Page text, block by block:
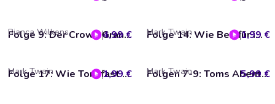
Folge 9: Der Crown Grand Prix / Der Eilboten-Pokal (Das Original-Hörspiel zur TV-Serie)
Bianca Wilkens 4,99 € Folge 14: Wie Ben für immer Pech zu haben glaubte
Mark Twain 1,99 €
Folge 17: Wie Tom fast einen Stiefvater bekam
Mark Twain 1,99 € Folgen 7-9: Toms Abenteuer - Teil 3
Mark Twain 5,99 €